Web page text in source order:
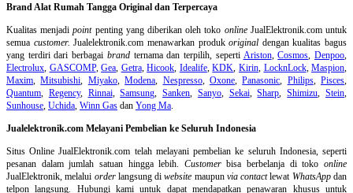
Brand Alat Rumah Tangga Original dan Terpercaya
Kualitas menjadipointpenting yang diberikan oleh toko onlineJualElektronik.com untuk
semua customer. Jualelektronik.com menawarkan produkoriginal dengan kualitas bagus
yang terdiri dari berbagai brandternama dan terpilih, seperti Ariston,Cosmos,Denpoo,
Electrolux, GASCOMP,Gea, Getra,Hicook, Idealife,KDK, Kirin, LocknLock,Maspion,
Maxim,Mitsubishi, Miyako,Modena, Nespresso, Oxone,Panasonic, Philips, Pisces,
Quantum, Regency, Rinnai,Samsung,Sanken, Sanyo, Sekai,Sharp,Shimizu,Stein,
Sunhouse, Uchida, Winn Gas dan Yong Ma.
Jualelektronik.com Melayani Pembelian ke Seluruh Indonesia
Situs Online JualElektronik.com telah melayani pembelian ke seluruh Indonesia, seperti
pesanan dalam jumlah satuan hingga lebih. Customerbisa berbelanja di tokoonline
JualElektronik, melalui orderlangsung diwebsite maupun via contactlewat WhatsAppdan
telpon langsung. Hubungi kami untuk dapat mendapatkan penawaran khusus untuk